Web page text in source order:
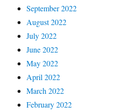
September 2022
August 2022
July 2022
June 2022
May 2022
April 2022
March 2022
February 2022